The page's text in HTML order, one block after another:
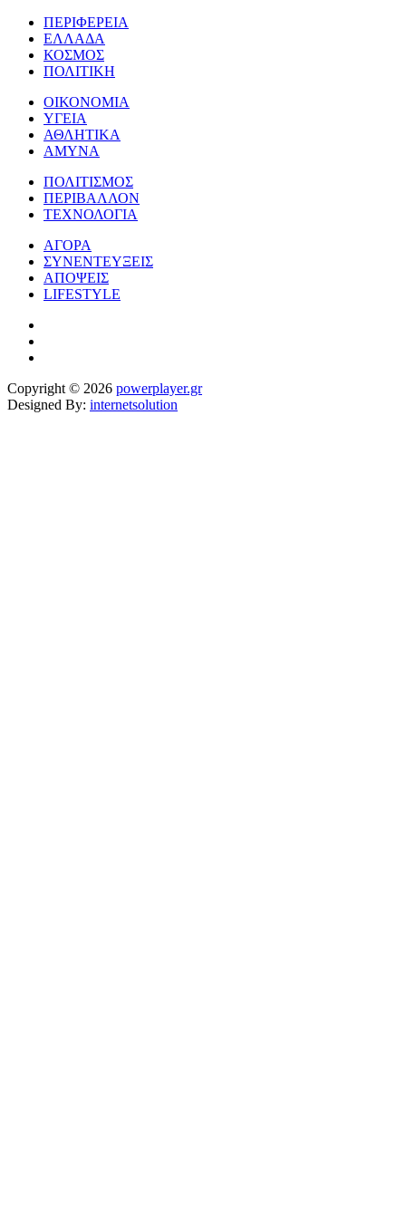
ΠΕΡΙΦΕΡΕΙΑ
ΕΛΛΑΔΑ
ΚΟΣΜΟΣ
ΠΟΛΙΤΙΚΗ
ΟΙΚΟΝΟΜΙΑ
ΥΓΕΙΑ
ΑΘΛΗΤΙΚΑ
ΑΜΥΝΑ
ΠΟΛΙΤΙΣΜΟΣ
ΠΕΡΙΒΑΛΛΟΝ
ΤΕΧΝΟΛΟΓΙΑ
ΑΓΟΡΑ
ΣΥΝΕΝΤΕΥΞΕΙΣ
ΑΠΟΨΕΙΣ
LIFESTYLE
Copyright © 2026 powerplayer.gr
Designed By: internetsolution